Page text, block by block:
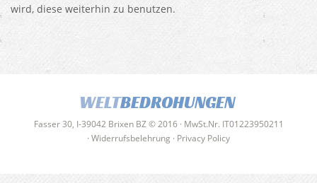
wird, diese weiterhin zu benutzen.
WELTBEDROHUNGEN
Fasser 30, I-39042 Brixen BZ © 2016 · MwSt.Nr. IT01223950211
· Widerrufsbelehrung · Privacy Policy